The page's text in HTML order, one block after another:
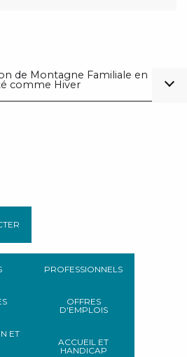
de Montagne Familiale en
comme Hiver
ET
PROFESSIONNELS
OFFRES
D'EMPLOIS
ACCUEIL ET
HANDICAP